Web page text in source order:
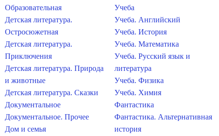
Образовательная
Детская литература.
Остросюжетная
Детская литература.
Приключения
Детская литература. Природа
и животные
Детская литература. Сказки
Документальное
Документальное. Прочее
Дом и семья
Учеба
Учеба. Английский
Учеба. История
Учеба. Математика
Учеба. Русский язык и
литература
Учеба. Физика
Учеба. Химия
Фантастика
Фантастика. Альтернативная
история